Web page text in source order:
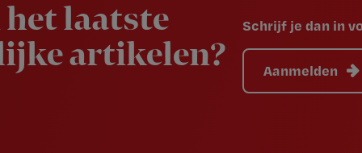
laatste
artikelen?
Schrijf je dan in
Aanmelden